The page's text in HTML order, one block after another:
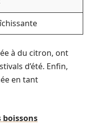
à du citron, ont
d’été. Enfin,
en tant
boissons